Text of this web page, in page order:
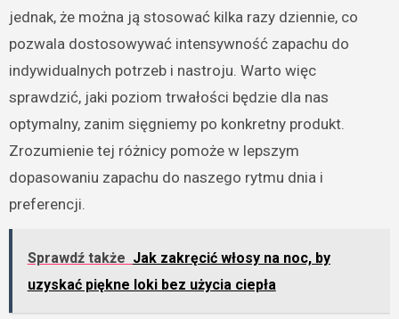
jednak, że można ją stosować kilka razy dziennie, co
pozwala dostosowywać intensywność zapachu do
indywidualnych potrzeb i nastroju. Warto więc
sprawdzić, jaki poziom trwałości będzie dla nas
optymalny, zanim sięgniemy po konkretny produkt.
Zrozumienie tej różnicy pomoże w lepszym
dopasowaniu zapachu do naszego rytmu dnia i
preferencji.
Sprawdź także Jak zakręcić włosy na noc, by
uzyskać piękne loki bez użycia ciepła